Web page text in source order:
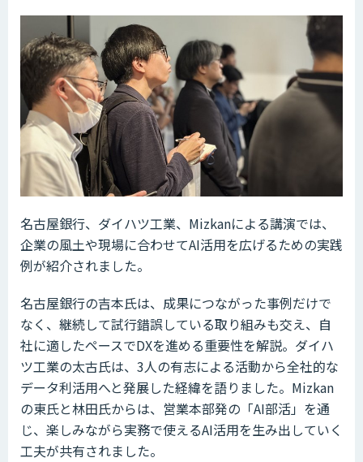
名古屋銀行、ダイハツ工業、Mizkanによる講演では、
企業の風土や現場に合わせてAI活用を広げるための実践
例が紹介されました。
名古屋銀行の吉本氏は、成果につながった事例だけで
なく、継続して試行錯誤している取り組みも交え、自
社に適したペースでDXを進める重要性を解説。ダイハ
ツ工業の太古氏は、3人の有志による活動から全社的な
データ利活用へと発展した経緯を語りました。Mizkan
の東氏と林田氏からは、営業本部発の「AI部活」を通
じ、楽しみながら実務で使えるAI活用を生み出していく
工夫が共有されました。